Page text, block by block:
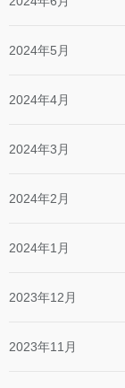
2024年5月
2024年4月
2024年3月
2024年2月
2024年1月
2023年12月
2023年11月